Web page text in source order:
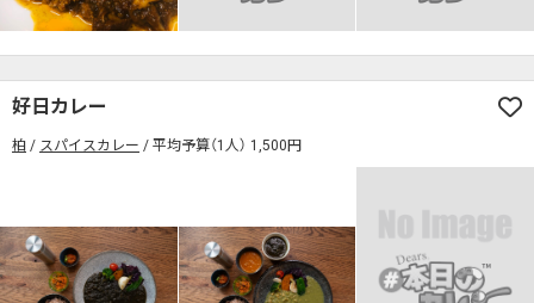
好日カレー
柏 スパイスカレー 平均予算（1人） 1,500円